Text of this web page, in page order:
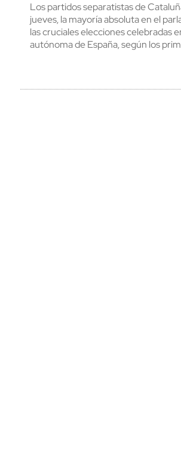
Los partidos separatistas de
jueves, la mayoría absoluta en el
las cruciales elecciones celebradas
autónoma de España, según los